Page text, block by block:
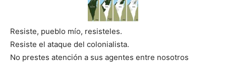
Resiste, pueblo mío, resisteles.
Resiste el ataque del colonialista.
No prestes atención a sus agentes entre nosotros